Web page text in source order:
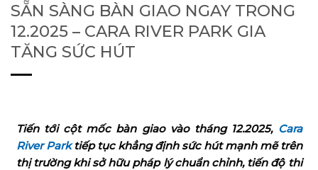
SẴN SÀNG BÀN GIAO NGAY TRONG
12.2025 – CARA RIVER PARK GIA
TĂNG SỨC HÚT
Tiến tới cột mốc bàn giao vào tháng 12.2025, Cara
River Parktiếp tục khẳng định sức hút mạnh mẽ trên
thị trường khi sở hữu pháp lý chuẩn chỉnh, tiến độ thi